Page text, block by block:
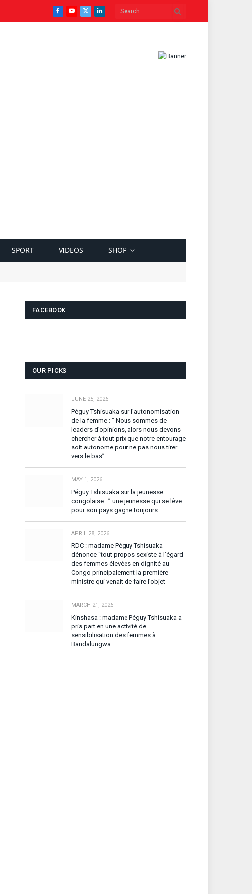
Facebook
YouTube
X
LinkedIn
SPORT VIDEOS SHOP
FACEBOOK
OUR PICKS
JUNE 25, 2026
Péguy Tshisuaka sur l’autonomisation
de la femme : ” Nous sommes de
leaders d’opinions, alors nous devons
chercher à tout prix que notre entourage
soit autonome pour ne pas nous tirer
vers le bas”
MAY 1, 2026
Péguy Tshisuaka sur la jeunesse
congolaise : ” une jeunesse qui se lève
pour son pays gagne toujours
APRIL 28, 2026
RDC : madame Péguy Tshisuaka
dénonce “tout propos sexiste à l’égard
des femmes élevées en dignité au
Congo principalement la première
ministre qui venait de faire l’objet
MARCH 21, 2026
Kinshasa : madame Péguy Tshisuaka a
pris part en une activité de
sensibilisation des femmes à
Bandalungwa